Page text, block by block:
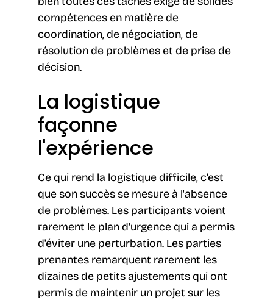
compétences en matière de
coordination, de négociation, de
résolution de problèmes et de prise de
décision.
La logistique
façonne
l'expérience
Ce qui rend la logistique difficile, c'est
que son succès se mesure à l'absence
de problèmes. Les participants voient
rarement le plan d'urgence qui a permis
d'éviter une perturbation. Les parties
prenantes remarquent rarement les
dizaines de petits ajustements qui ont
permis de maintenir un projet sur les